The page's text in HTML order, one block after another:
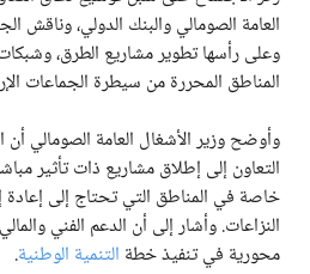
العامة الصومالي والبنك الدولي، وناقش
وعلى رأسها تطوير مشاريع الطرق، وشبكات
المناطق المحررة من سيطرة الجماعات
وأوضح وزير الأشغال العامة الصومالي
التعاون إلى إطلاق مشاريع ذات تأثير
خاصة في المناطق التي تحتاج إلى
النزاعات. وأشار إلى أن الدعم الفني
محورية في تنفيذ خطة التنمية الوطنية.